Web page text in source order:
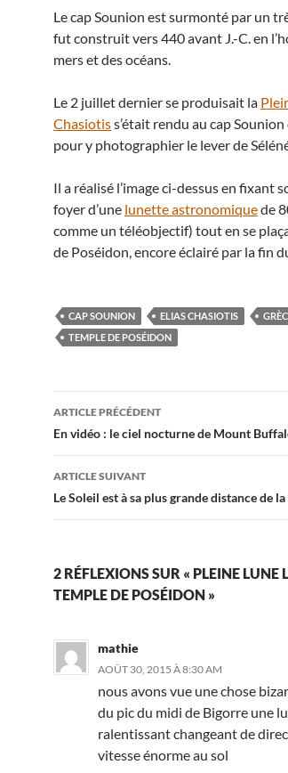
Le cap Sounion est surmonté par un
fut construit vers 440 avant J.-C. en
mers et des océans.
Le 2 juillet dernier se produisait la
Chasiotiss’était rendu au cap
pour y photographier le lever de
Il a réalisé l’image ci-dessus en fixant
foyer d’une lunette astronomiquede
comme un téléobjectif) tout en se
de Poséidon, encore éclairé par la fin
CAP SOUNION ELIAS CHASIOTIS
TEMPLE DE POSÉIDON
Navigation
des
articles
ARTICLE PRÉCÉDENT
En vidéo : le ciel nocturne de Mount
ARTICLE SUIVANT
Le Soleil est à sa plus grande distance de
2 RÉFLEXIONS SUR « PLEINE LUNE
TEMPLE DE POSÉIDON »
mathie
AOÛT 30, 2015 À 8:30 AM
nous avons vue une chose
du pic du midi de Bigorre une
ralentissant changeant de
vitesse énorme au sol